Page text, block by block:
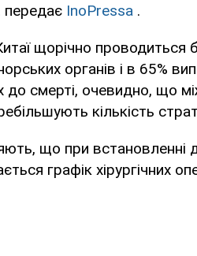
передає InoPressa .
щорічно проводиться
органів і в 65%
смерті, очевидно, що
кількість
що при встановленні
графік хірургічних